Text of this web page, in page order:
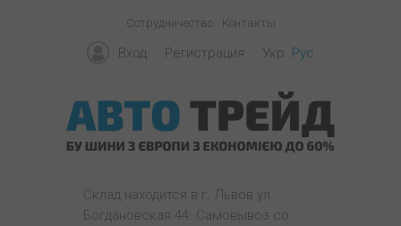
Сотрудничество Контакты
Вход Регистрация Укр Рус
Склад находится в г. Львов ул
Богдановская 44. Самовывоз со